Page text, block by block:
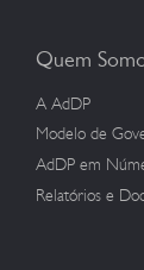
Quem
A AdDP
Modelo de
AdDP em
Relatórios e